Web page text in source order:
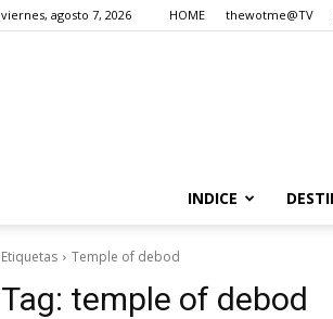
viernes, agosto 7, 2026 HOME thewotme@TV
INDICE
Etiquetas Temple of debod
Tag: temple of debod